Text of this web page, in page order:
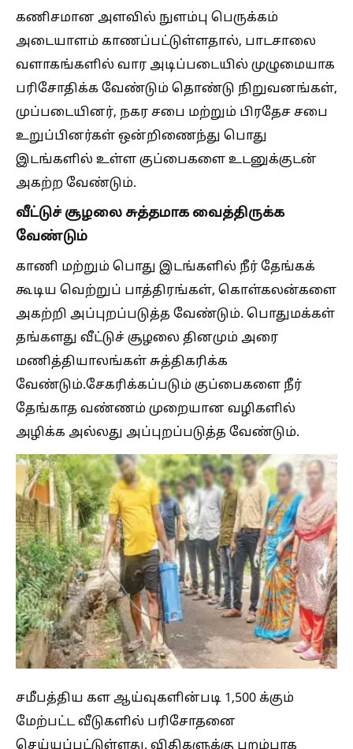
கணிசமான அளவில் நுளம்பு பெருக்கம்
அடையாளம் காணப்பட்டுள்ளதால், பாடசாலை
வளாகங்களில் வார அடிப்படையில் முழுமையாக
பரிசோதிக்க வேண்டும் தொண்டு நிறுவனங்கள்,
முப்படையினர், நகர சபை மற்றும் பிரதேச சபை
உறுப்பினர்கள் ஒன்றிணைந்து பொது
இடங்களில் உள்ள குப்பைகளை உடனுக்குடன்
அகற்ற வேண்டும்.
வீட்டுச் சூழலை சுத்தமாக வைத்திருக்க
வேண்டும்
காணி மற்றும் பொது இடங்களில் நீர் தேங்கக்
கூடிய வெற்றுப் பாத்திரங்கள், கொள்கலன்களை
அகற்றி அப்புறப்படுத்த வேண்டும். பொதுமக்கள்
தங்களது வீட்டுச் சூழலை தினமும் அரை
மணித்தியாலங்கள் சுத்திகரிக்க
வேண்டும்.சேகரிக்கப்படும் குப்பைகளை நீர்
தேங்காத வண்ணம் முறையான வழிகளில்
அழிக்க அல்லது அப்புறப்படுத்த வேண்டும்.
சமீபத்திய கள ஆய்வுகளின்படி 1,500 க்கும்
மேற்பட்ட வீடுகளில் பரிசோதனை
செய்யப்பட்டுள்ளது. விதிகளுக்கு புறம்பாக